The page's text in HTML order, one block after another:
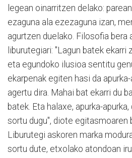
legean oinarritzen delako:
ezaguna ala ezezaguna izan,
agurtzen duelako. Filosofia bera
liburutegiari: "Lagun batek ekarri
eta egundoko ilusioa sentitu
ekarpenak egiten hasi da
agertu dira. Mahai bat ekarri du
batek. Eta halaxe, apurka-
sortu dugu", diote egitasmoaren
Liburutegi askoren marka
sortu dute, etxolako atondoan